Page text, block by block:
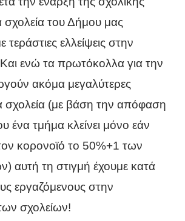
σχολεία του Δήμου μας
τεράστιες ελλείψεις στην
ενώ τα πρωτόκολλα για την
ακόμα μεγαλύτερες
σχολεία (με βάση την απόφαση
ένα τμήμα κλείνει μόνο εάν
κορονοϊό το 50%+1 των
αυτή τη στιγμή έχουμε κατά
εργαζόμενους στην
σχολείων!